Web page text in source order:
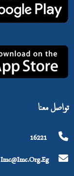
تواصل معنا
16221
Imc@imc.org.eg